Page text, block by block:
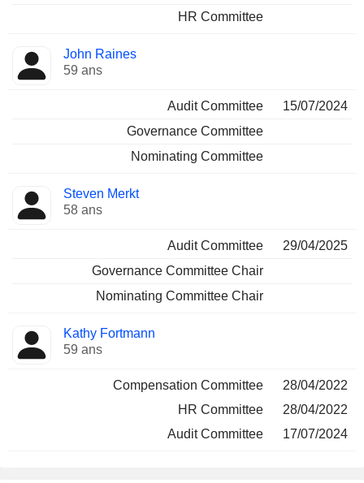
HR Committee
John Raines
59 ans
Audit Committee
15/07/2024
Governance Committee
Nominating Committee
Steven Merkt
58 ans
Audit Committee
29/04/2025
Governance Committee Chair
Nominating Committee Chair
Kathy Fortmann
59 ans
Compensation Committee
28/04/2022
HR Committee
28/04/2022
Audit Committee
17/07/2024